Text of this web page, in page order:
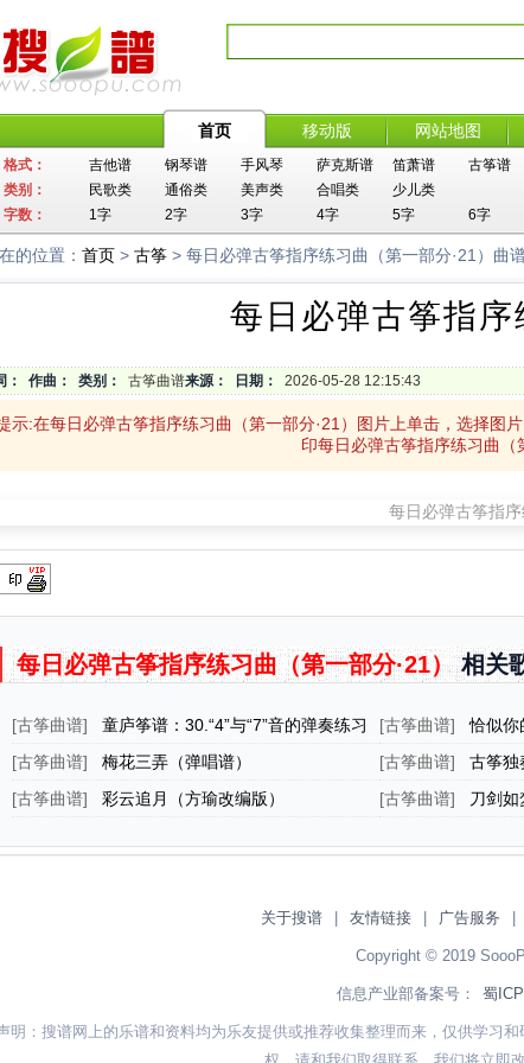
首页 移动版 网站地图
格式： 吉他谱 钢琴谱 手风琴 萨克斯谱 笛萧谱 古筝谱
类别：
民歌类 通俗类 美声类 合唱类
少儿类
字数：
1字 2字 3字 4字 5字 6字
的位置： 首页 > 古筝 > 每日必弹古筝指序练习曲（第一部分·21）曲
每日必弹古筝指序
： 作曲： 类别： 古筝曲谱来源： 日期： 2026-05-28 12:15:43
示:在每日必弹古筝指序练习曲（第一部分·21）图片上单击，选择图
印每日必弹古筝指序练习曲（
每日必弹古筝指序练习曲（第一部分·21）相关
[古筝曲谱] 童庐筝谱：30.“4”与“7”音的弹奏练习 [古筝曲谱] 恰似你
[古筝曲谱] 梅花三弄（弹唱谱） [古筝曲谱] 古筝独
[古筝曲谱] 彩云追月（方瑜改编版） [古筝曲谱] 刀剑如
关于搜谱 友情链接 广告服务
Copyright © 2019
信息产业部备案号： 蜀
明：搜谱网上的乐谱和资料均为乐友提供或推荐收集整理而来，仅供学习